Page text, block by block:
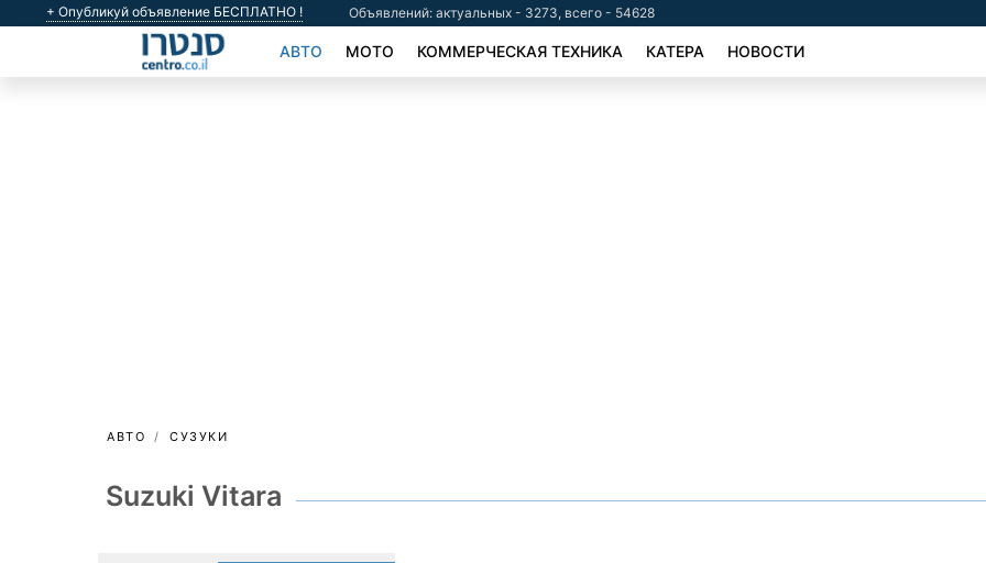
+ Опубликуй объявление БЕСПЛАТНО ! Объявлений: актуальных - 3273, всего - 54628
АВТО МОТО КОММЕРЧЕСКАЯ ТЕХНИКА КАТЕРА НОВОСТИ
АВТО СУЗУКИ
Suzuki Vitara